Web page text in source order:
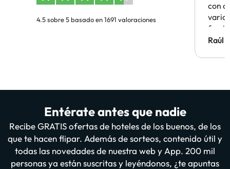
4.5 sobre 5 basado en 1691 valoraciones
con
Hotel
Raúl
Entérate antes que nadie
Recibe GRATIS ofertas de hoteles de los buenos, de los
que te hacen flipar. Además de sorteos, contenido útil y
todas las novedades de nuestra web y App. 200 mil
personas ya están suscritas y leyéndonos, ¿te apuntas